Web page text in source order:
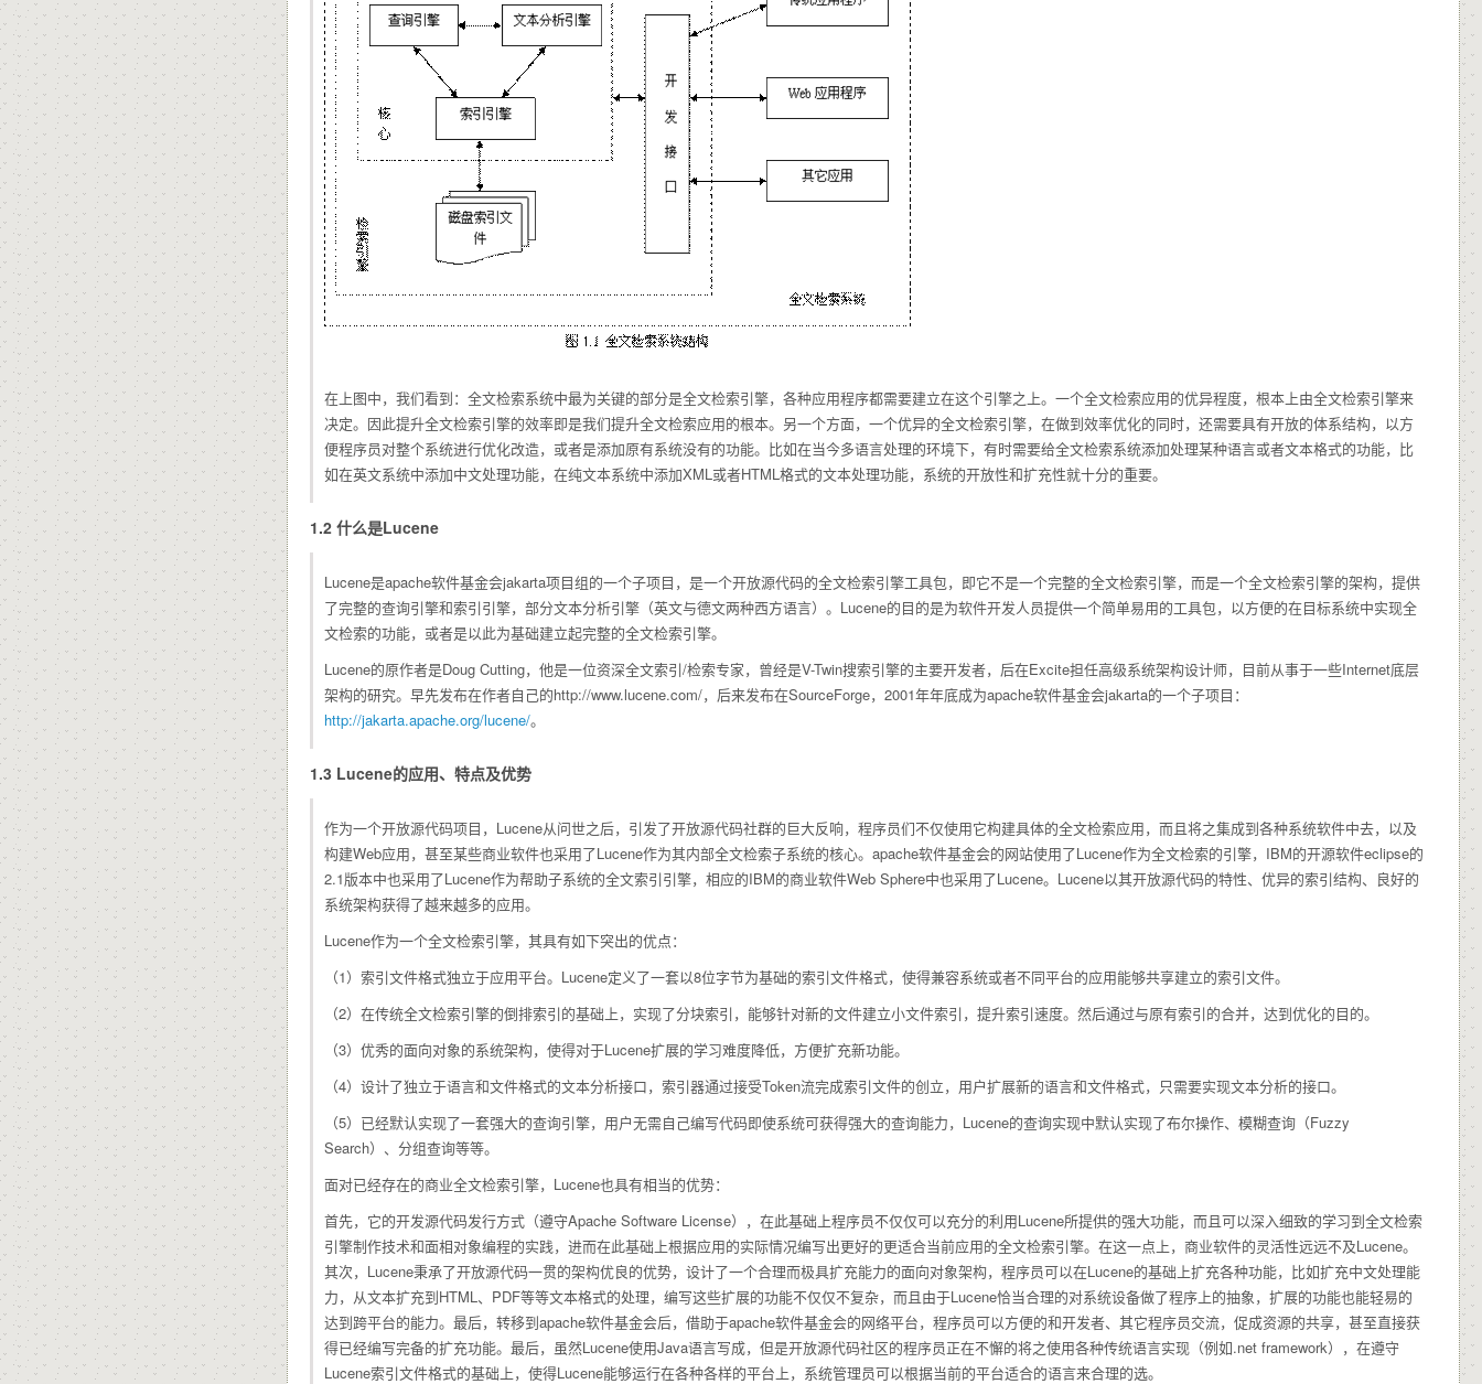
在上图中，我们看到：全文检索系统中最为关键的部分是全文检索引擎，各种应用程序都需要建立在这个引擎之上。一个全文检索应用的优异程度，根本上由全文检索引擎来
决定。因此提升全文检索引擎的效率即是我们提升全文检索应用的根本。另一个方面，一个优异的全文检索引擎，在做到效率优化的同时，还需要具有开放的体系结构，以方
便程序员对整个系统进行优化改造，或者是添加原有系统没有的功能。比如在当今多语言处理的环境下，有时需要给全文检索系统添加处理某种语言或者文本格式的功能，比
如在英文系统中添加中文处理功能，在纯文本系统中添加XML或者HTML格式的文本处理功能，系统的开放性和扩充性就十分的重要。
1.2 什么是Lucene
Lucene是apache软件基金会jakarta项目组的一个子项目，是一个开放源代码的全文检索引擎工具包，即它不是一个完整的全文检索引擎，而是一个全文检索引擎的架构，提供
了完整的查询引擎和索引引擎，部分文本分析引擎（英文与德文两种西方语言）。Lucene的目的是为软件开发人员提供一个简单易用的工具包，以方便的在目标系统中实现全
文检索的功能，或者是以此为基础建立起完整的全文检索引擎。
Lucene的原作者是Doug Cutting，他是一位资深全文索引/检索专家，曾经是V-Twin搜索引擎的主要开发者，后在Excite担任高级系统架构设计师，目前从事于一些Internet底层
架构的研究。早先发布在作者自己的http://www.lucene.com/，后来发布在SourceForge，2001年年底成为apache软件基金会jakarta的一个子项目：
http://jakarta.apache.org/lucene/。
1.3 Lucene的应用、特点及优势
作为一个开放源代码项目，Lucene从问世之后，引发了开放源代码社群的巨大反响，程序员们不仅使用它构建具体的全文检索应用，而且将之集成到各种系统软件中去，以及
构建Web应用，甚至某些商业软件也采用了Lucene作为其内部全文检索子系统的核心。apache软件基金会的网站使用了Lucene作为全文检索的引擎，IBM的开源软件eclipse的
2.1版本中也采用了Lucene作为帮助子系统的全文索引引擎，相应的IBM的商业软件Web Sphere中也采用了Lucene。Lucene以其开放源代码的特性、优异的索引结构、良好的
系统架构获得了越来越多的应用。
Lucene作为一个全文检索引擎，其具有如下突出的优点：
（1）索引文件格式独立于应用平台。Lucene定义了一套以8位字节为基础的索引文件格式，使得兼容系统或者不同平台的应用能够共享建立的索引文件。
（2）在传统全文检索引擎的倒排索引的基础上，实现了分块索引，能够针对新的文件建立小文件索引，提升索引速度。然后通过与原有索引的合并，达到优化的目的。
（3）优秀的面向对象的系统架构，使得对于Lucene扩展的学习难度降低，方便扩充新功能。
（4）设计了独立于语言和文件格式的文本分析接口，索引器通过接受Token流完成索引文件的创立，用户扩展新的语言和文件格式，只需要实现文本分析的接口。
（5）已经默认实现了一套强大的查询引擎，用户无需自己编写代码即使系统可获得强大的查询能力，Lucene的查询实现中默认实现了布尔操作、模糊查询（Fuzzy
Search）、分组查询等等。
面对已经存在的商业全文检索引擎，Lucene也具有相当的优势：
首先，它的开发源代码发行方式（遵守Apache Software License），在此基础上程序员不仅仅可以充分的利用Lucene所提供的强大功能，而且可以深入细致的学习到全文检索
引擎制作技术和面相对象编程的实践，进而在此基础上根据应用的实际情况编写出更好的更适合当前应用的全文检索引擎。在这一点上，商业软件的灵活性远远不及Lucene。
其次，Lucene秉承了开放源代码一贯的架构优良的优势，设计了一个合理而极具扩充能力的面向对象架构，程序员可以在Lucene的基础上扩充各种功能，比如扩充中文处理能
力，从文本扩充到HTML、PDF等等文本格式的处理，编写这些扩展的功能不仅仅不复杂，而且由于Lucene恰当合理的对系统设备做了程序上的抽象，扩展的功能也能轻易的
达到跨平台的能力。最后，转移到apache软件基金会后，借助于apache软件基金会的网络平台，程序员可以方便的和开发者、其它程序员交流，促成资源的共享，甚至直接获
得已经编写完备的扩充功能。最后，虽然Lucene使用Java语言写成，但是开放源代码社区的程序员正在不懈的将之使用各种传统语言实现（例如.net framework），在遵守
Lucene索引文件格式的基础上，使得Lucene能够运行在各种各样的平台上，系统管理员可以根据当前的平台适合的语言来合理的选。